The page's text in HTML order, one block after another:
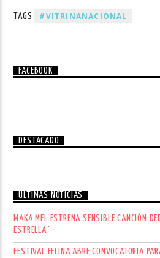
TAGS #VITRINANACIONAL
FACEBOOK
DESTACADO
ÚLTIMAS NOTICIAS
MAKA MEL ESTRENA SENSIBLE CANCIÓN
ESTRELLA”
FESTIVAL FELINA ABRE CONVOCATORIA